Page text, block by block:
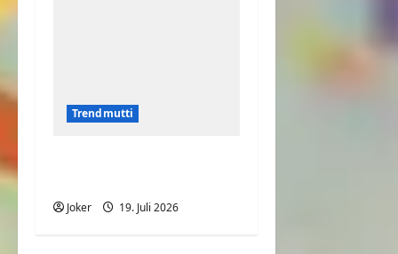
Trendmutti
Joker 19. Juli 2026